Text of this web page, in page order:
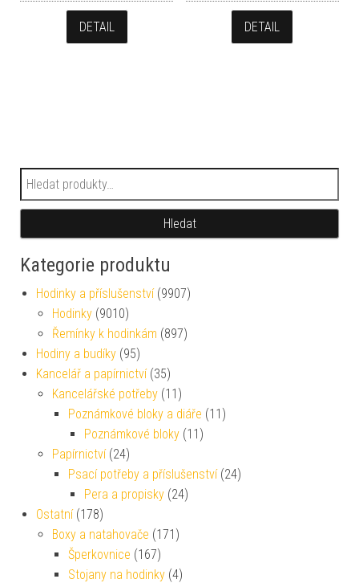
DETAIL DETAIL
Hledat:
Hledat
Kategorie produktu
Hodinky a příslušenství (9907)
Hodinky (9010)
Řemínky k hodinkám (897)
Hodiny a budíky (95)
Kancelář a papírnictví (35)
Kancelářské potřeby (11)
Poznámkové bloky a diáře (11)
Poznámkové bloky (11)
Papírnictví (24)
Psací potřeby a příslušenství (24)
Pera a propisky (24)
Ostatní (178)
Boxy a natahovače (171)
Šperkovnice (167)
Stojany na hodinky (4)